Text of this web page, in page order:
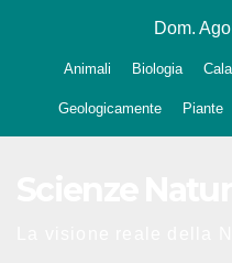
Dom.
Animali Biologia
Geologicamente Piante